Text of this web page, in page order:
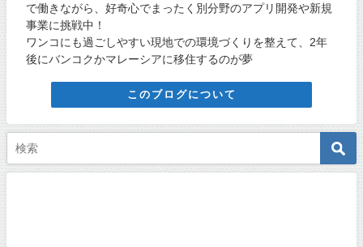
で働きながら、好奇心でまったく別分野のアプリ開発や新規
事業に挑戦中！
ワンコにも過ごしやすい現地での環境づくりを整えて、2年
後にバンコクかマレーシアに移住するのが夢
このブログについて